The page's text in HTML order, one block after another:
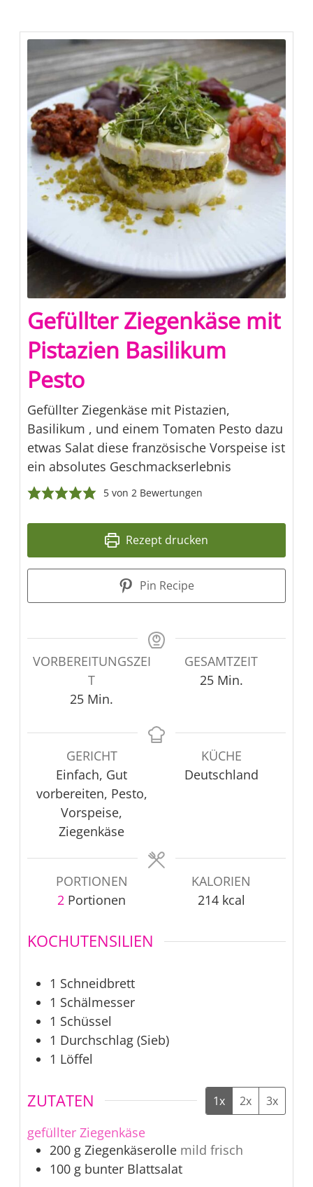
Gefüllter Ziegenkäse mit
Pistazien Basilikum
Pesto
Gefüllter Ziegenkäse mit Pistazien,
Basilikum , und einem Tomaten Pesto dazu
etwas Salat diese französische Vorspeise ist
ein absolutes Geschmackserlebnis
5von 2Bewertungen
Rezept drucken
Pin Recipe
VORBEREITUNGSZEI
T
25Minuten
Min.
GESAMTZEIT
25Minuten
Min.
GERICHT
Einfach, Gut
vorbereiten, Pesto,
Vorspeise,
Ziegenkäse
KÜCHE
Deutschland
PORTIONEN
2 Portionen
KALORIEN
214 kcal
KOCHUTENSILIEN
1 Schneidbrett
1 Schälmesser
1 Schüssel
1 Durchschlag (Sieb)
1 Löffel
ZUTATEN 1x 2x 3x
gefüllter Ziegenkäse
200 g Ziegenkäserolle mild frisch
100 g bunter Blattsalat